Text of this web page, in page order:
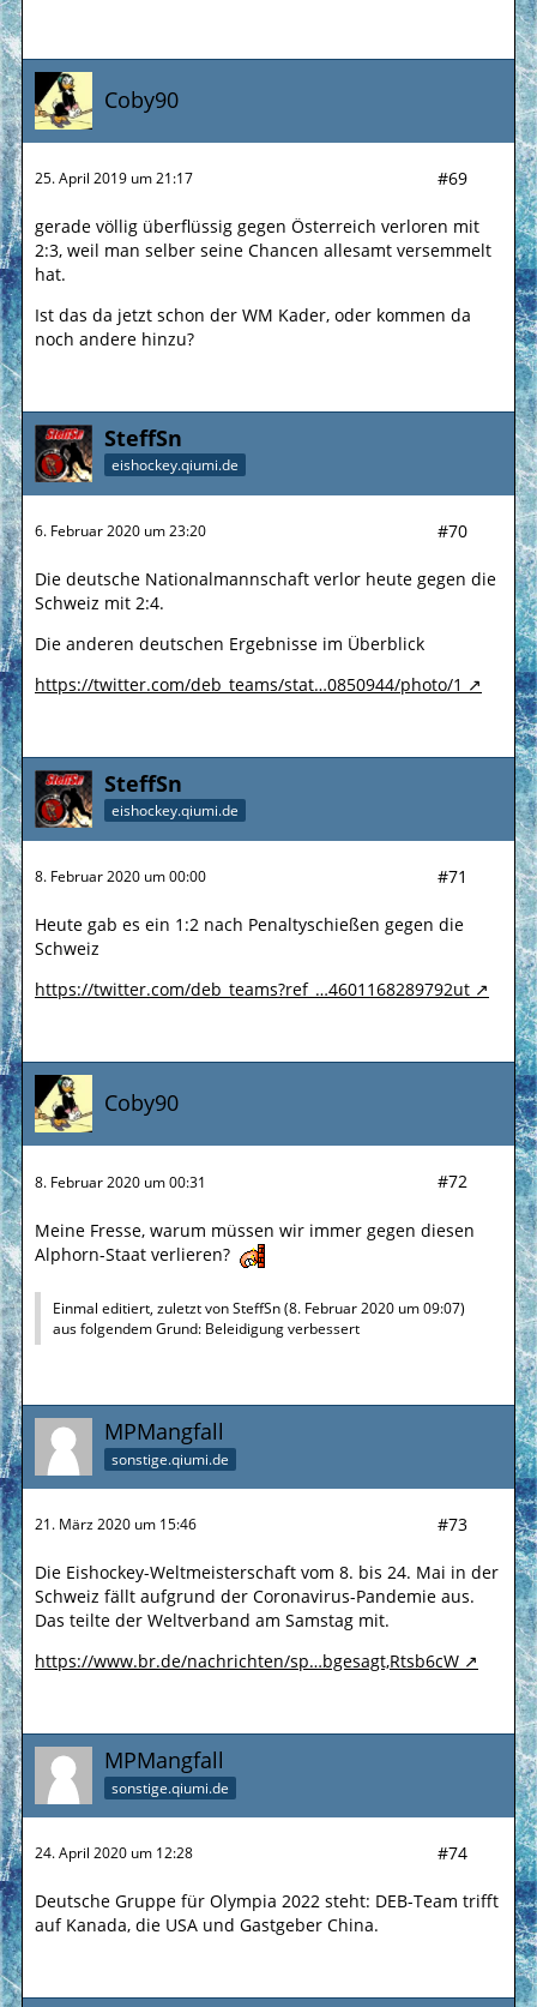
Coby90
25. April 2019 um 21:17 #69
gerade völlig überflüssig gegen Österreich verloren mit
2:3, weil man selber seine Chancen allesamt versemmelt
hat.
Ist das da jetzt schon der WM Kader, oder kommen da
noch andere hinzu?
SteffSn
eishockey.qiumi.de
6. Februar 2020 um 23:20 #70
Die deutsche Nationalmannschaft verlor heute gegen die
Schweiz mit 2:4.
Die anderen deutschen Ergebnisse im Überblick
https://twitter.com/deb_teams/stat…0850944/photo/1
SteffSn
eishockey.qiumi.de
8. Februar 2020 um 00:00 #71
Heute gab es ein 1:2 nach Penaltyschießen gegen die
Schweiz
https://twitter.com/deb_teams?ref_…4601168289792ut
Coby90
8. Februar 2020 um 00:31 #72
Meine Fresse, warum müssen wir immer gegen diesen
Alphorn-Staat verlieren?
Einmal editiert, zuletzt vonSteffSn(8. Februar 2020 um 09:07)
aus folgendem Grund: Beleidigung verbessert
MPMangfall
sonstige.qiumi.de
21. März 2020 um 15:46 #73
Die Eishockey-Weltmeisterschaft vom 8. bis 24. Mai in der
Schweiz fällt aufgrund der Coronavirus-Pandemie aus.
Das teilte der Weltverband am Samstag mit.
https://www.br.de/nachrichten/sp…bgesagt,Rtsb6cW
MPMangfall
sonstige.qiumi.de
24. April 2020 um 12:28 #74
Deutsche Gruppe für Olympia 2022 steht: DEB-Team trifft
auf Kanada, die USA und Gastgeber China.